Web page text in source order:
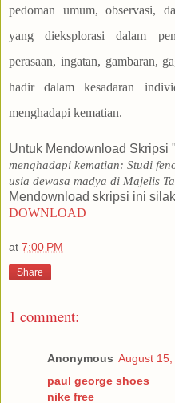
pedoman umum, observasi,
yang dieksplorasi dalam
perasaan, ingatan, gambaran,
hadir dalam kesadaran
menghadapi kematian.
Untuk Mendownload Skripsi
menghadapi kematian: Studi
usia dewasa madya di Majelis
Mendownload skripsi ini
DOWNLOAD
at 7:00 PM
Share
1 comment:
Anonymous August
paul george shoes
nike free